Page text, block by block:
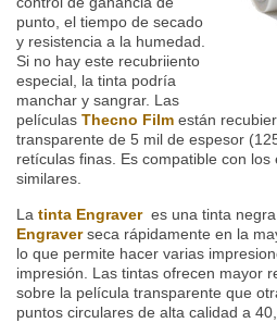
punto, el tiempo de secado
y resistencia a la humedad.
Si no hay este recubriiento
especial, la tinta podría
manchar y sangrar. Las
películas Thecno Film están
transparente de 5 mil de espesor
retículas finas. Es compatible con
similares.
La tinta Engraveres una tinta negra
Engraverseca rápidamente en la
lo que permite hacer varias
impresión. Las tintas ofrecen mayor
sobre la película transparente que
puntos circulares de alta calidad a